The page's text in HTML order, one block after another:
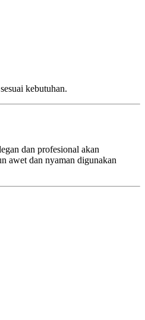
kebutuhan.
dan profesional akan
awet dan nyaman digunakan